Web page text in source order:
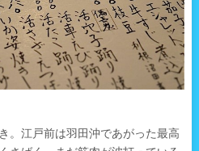
。江戸前は羽田沖であがった最高